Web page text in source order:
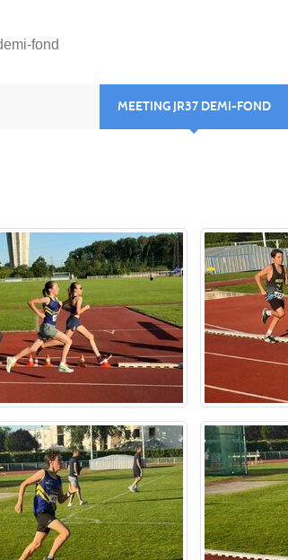
fond
MEETING JR37 DEMI-FOND